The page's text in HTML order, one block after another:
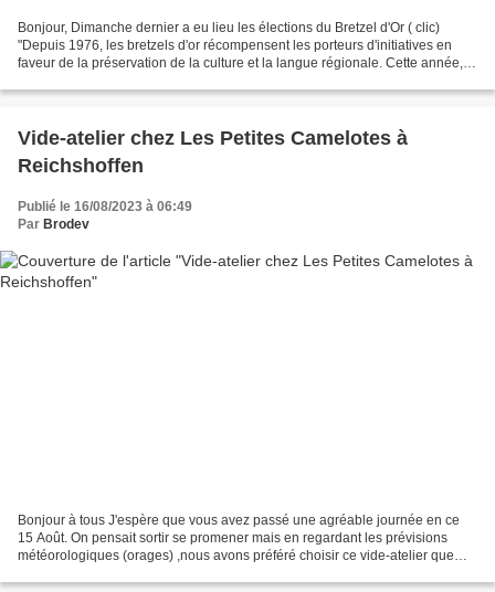
Bonjour, Dimanche dernier a eu lieu les élections du Bretzel d'Or ( clic)
"Depuis 1976, les bretzels d'or récompensent les porteurs d'initiatives en
faveur de la préservation de la culture et la langue régionale. Cette année,
Vide-atelier chez Les Petites Camelotes à
Reichshoffen
Publié le 16/08/2023 à 06:49
Par Brodev
Bonjour à tous J'espère que vous avez passé une agréable journée en ce
15 Août. On pensait sortir se promener mais en regardant les prévisions
météorologiques (orages) ,nous avons préféré choisir ce vide-atelier que